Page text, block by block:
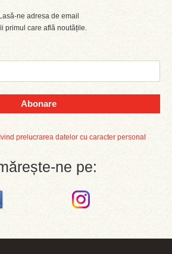
Lasă-ne adresa de email
primul care află noutățile.
Abonare
prelucrarea datelor cu caracter personal
ne pe: